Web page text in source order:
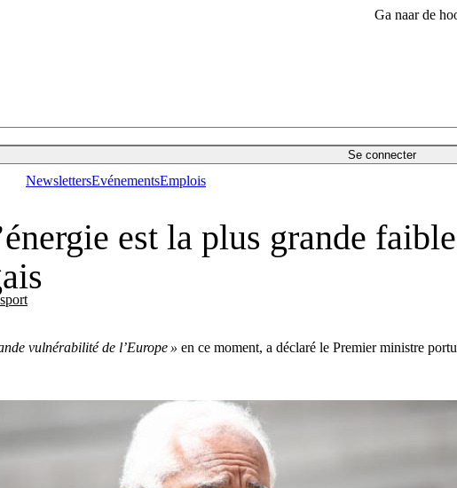
Ga naar de
Se connecter
NewslettersEvénementsEmplois
est la plus grande
vulnérabilité de l’Europe » en ce moment, a déclaré le Premier ministre